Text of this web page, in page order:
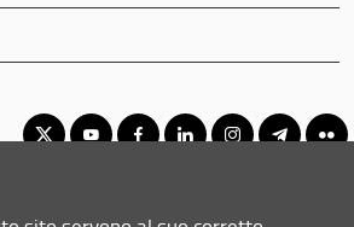
a Ciclo Unico in Medicina e Chirurgia